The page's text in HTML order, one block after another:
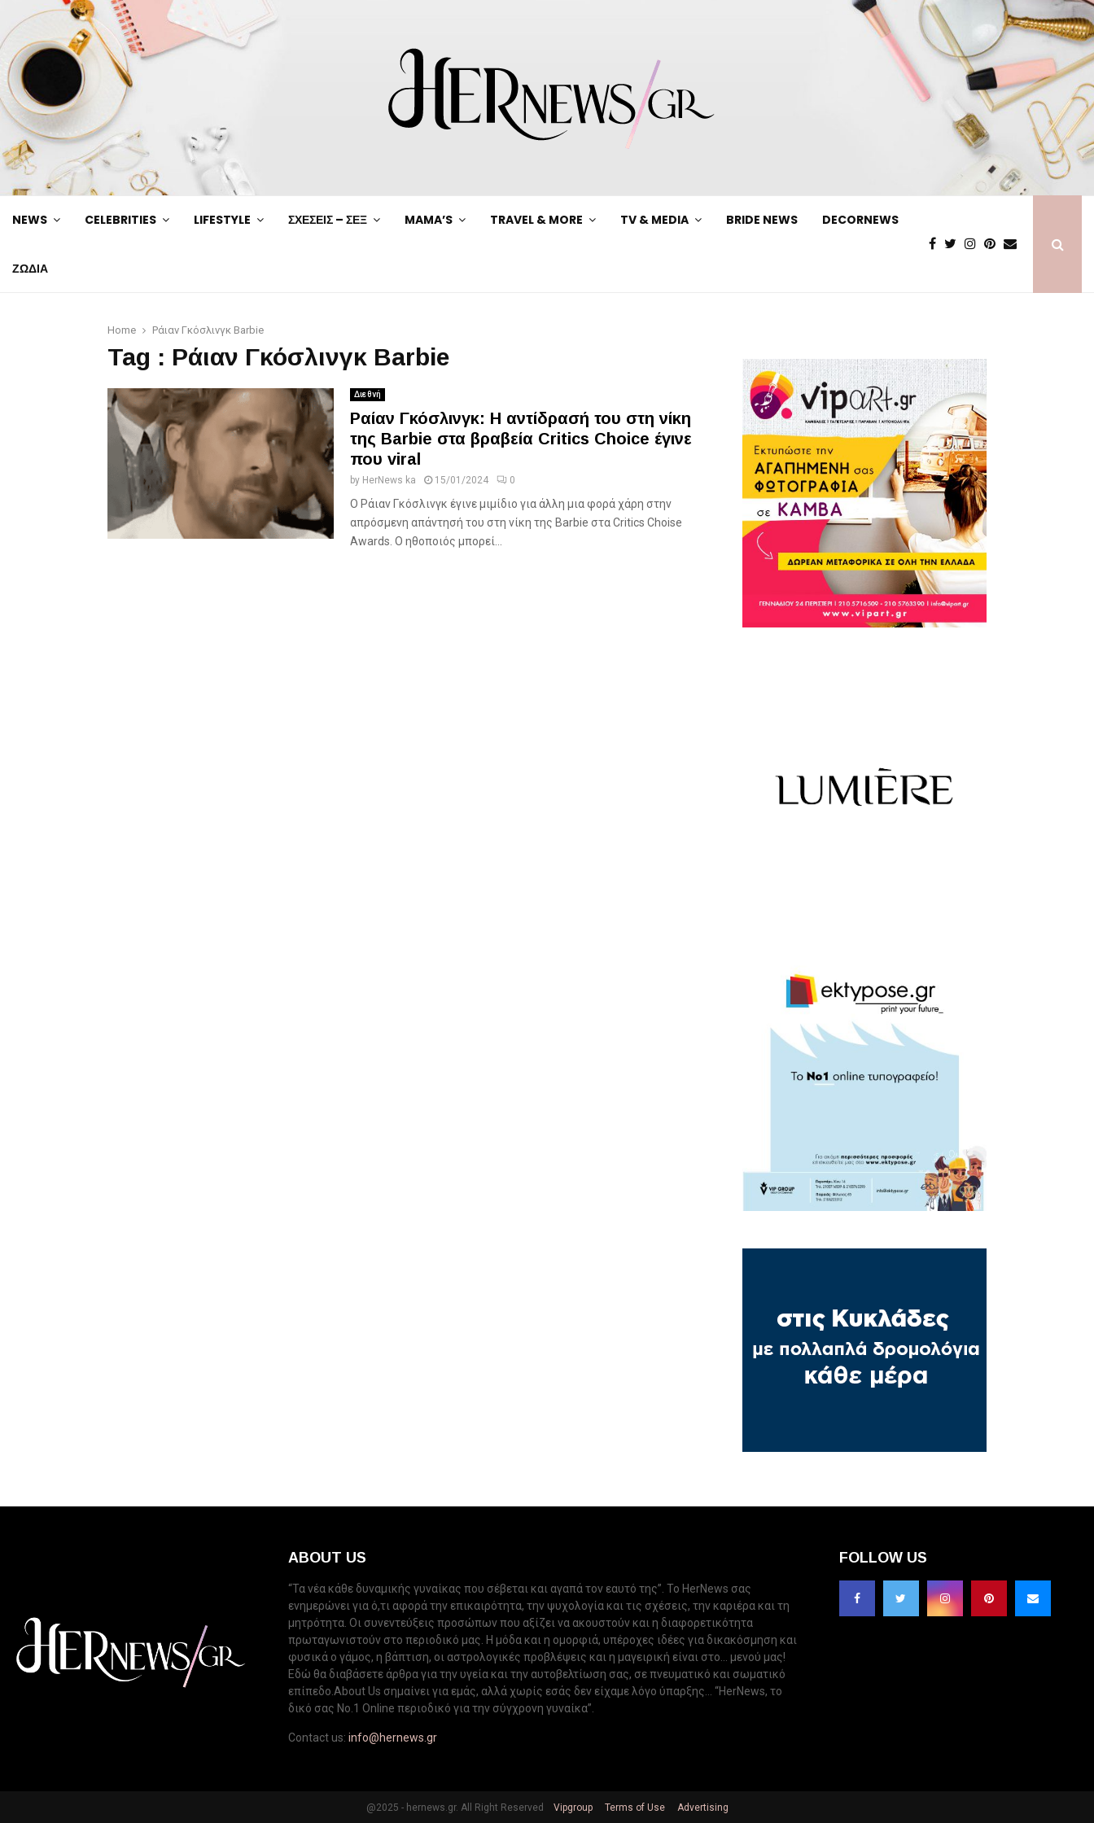
NEWS CELEBRITIES LIFESTYLE ΣΧΕΣΕΙΣ – ΣΕΞ MAMA’S TRAVEL & MORE TV & MEDIA BRIDE NEWS DECORNEWS
ΖΩΔΙΑ
Home Ράιαν Γκόσλινγκ Barbie
Tag : Ράιαν Γκόσλινγκ Barbie
Διεθνή
Ραίαν Γκόσλινγκ: Η αντίδρασή του στη νίκη
της Barbie στα βραβεία Critics Choice έγινε
που viral
by HerNews ka 15/01/2024 0
Ο Ράιαν Γκόσλινγκ έγινε μιμίδιο για άλλη μια φορά χάρη στην
απρόσμενη απάντησή του στη νίκη της Barbie στα Critics Choise
Awards. Ο ηθοποιός μπορεί...
ABOUT US
“Τα νέα κάθε δυναμικής γυναίκας που σέβεται και αγαπά τον εαυτό της”. Το HerNews σας
ενημερώνει για ό,τι αφορά την επικαιρότητα, την ψυχολογία και τις σχέσεις, την καριέρα και τη
μητρότητα. Οι συνεντεύξεις προσώπων που αξίζει να ακουστούν και η διαφορετικότητα
πρωταγωνιστούν στο περιοδικό μας. Η μόδα και η ομορφιά, υπέροχες ιδέες για δικακόσμηση και
φυσικά ο γάμος, η βάπτιση, οι αστρολογικές προβλέψεις και η μαγειρική είναι στο... μενού μας!
Εδώ θα διαβάσετε άρθρα για την υγεία και την αυτοβελτίωση σας, σε πνευματικό και σωματικό
επίπεδο.About Us σημαίνει για εμάς, αλλά χωρίς εσάς δεν είχαμε λόγο ύπαρξης... “HerNews, το
δικό σας Νo.1 Online περιοδικό για την σύγχρονη γυναίκα”.
Contact us: info@hernews.gr
FOLLOW US
@2025 - hernews.gr. All Right Reserved Vipgroup Terms of Use Advertising